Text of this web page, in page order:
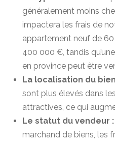
généralement moins
impactera les frais de
appartement neuf de
400 000 €, tandis
en province peut être
La localisation du
sont plus élevés dans
attractives, ce qui
Le statut du vendeur :
marchand de biens, les